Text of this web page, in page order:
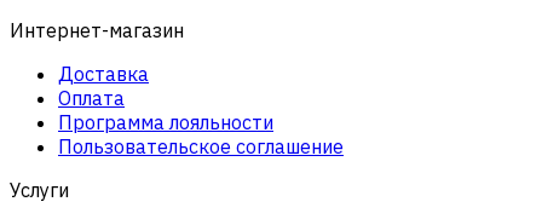
Интернет-магазин
Доставка
Оплата
Программа лояльности
Пользовательское соглашение
Услуги